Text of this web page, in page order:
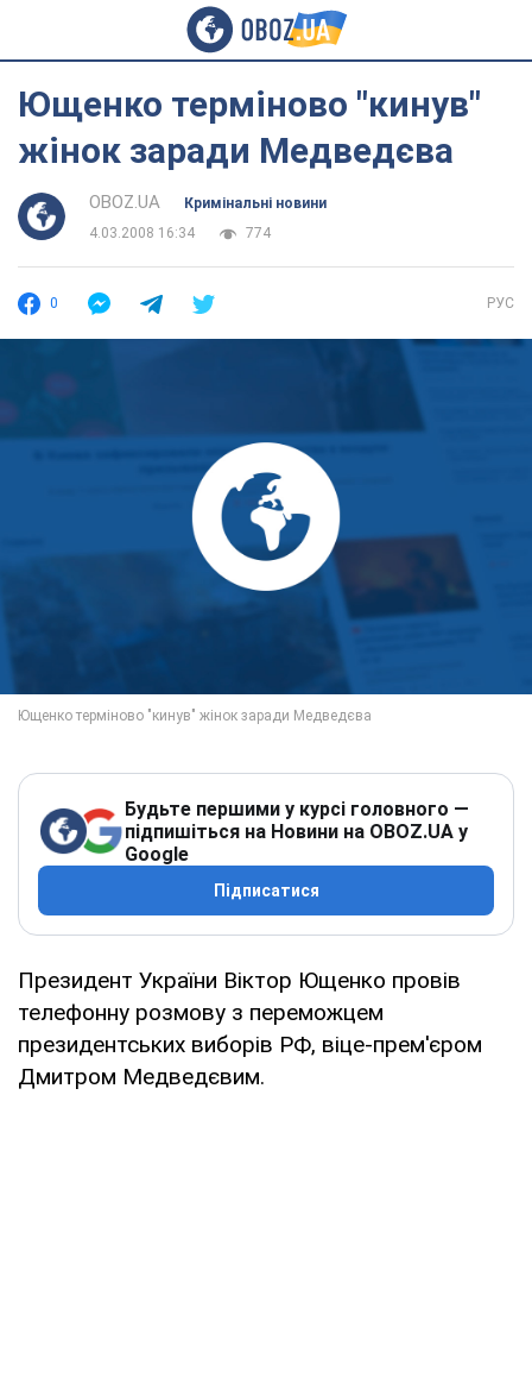
Ющенко терміново "кинув"
жінок заради Медведєва
OBOZ.UA
Кримінальні новини
4.03.2008 16:34
774
0 РУС
Будьте першими у курсі головного —
підпишіться на Новини на OBOZ.UA у
Google
Підписатися
Президент України Віктор Ющенко провів
телефонну розмову з переможцем
президентських виборів РФ, віце-прем'єром
Дмитром Медведєвим.